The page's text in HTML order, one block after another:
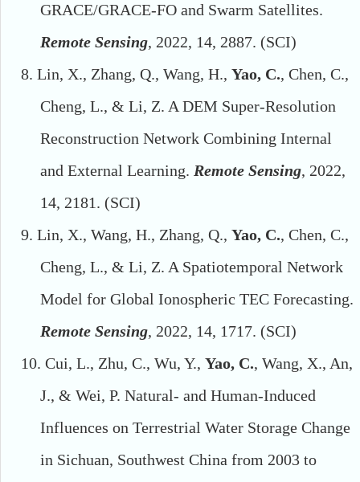
GRACE/GRACE-FO and Swarm Satellites.
Remote Sensing, 2022, 14, 2887. (SCI)
8. Lin, X., Zhang, Q., Wang, H., Yao, C., Chen, C.,
Cheng, L., & Li, Z. A DEM Super-Resolution
Reconstruction Network Combining Internal
and External Learning. Remote Sensing, 2022,
14, 2181. (SCI)
9. Lin, X., Wang, H., Zhang, Q., Yao, C., Chen, C.,
Cheng, L., & Li, Z. A Spatiotemporal Network
Model for Global Ionospheric TEC Forecasting.
Remote Sensing, 2022, 14, 1717. (SCI)
10. Cui, L., Zhu, C., Wu, Y., Yao, C., Wang, X., An,
J., & Wei, P. Natural- and Human-Induced
Influences on Terrestrial Water Storage Change
in Sichuan, Southwest China from 2003 to